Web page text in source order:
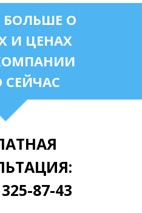
БОЛЬШЕ О
И ЦЕНАХ
87-43